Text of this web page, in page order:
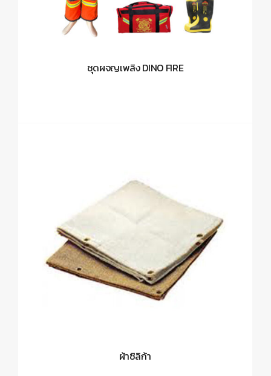
ชุดผจญเพลิง DINO FIRE
ผ้าซิลิก้า